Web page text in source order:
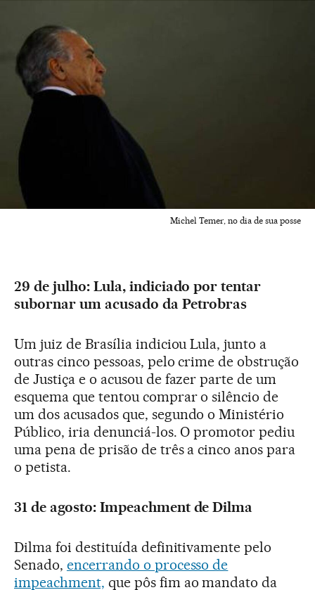
Michel Temer, no dia de sua posse
29 de julho: Lula, indiciado por tentar
subornar um acusado da Petrobras
Um juiz de Brasília indiciou Lula, junto a
outras cinco pessoas, pelo crime de obstrução
de Justiça e o acusou de fazer parte de um
esquema que tentou comprar o silêncio de
um dos acusados que, segundo o Ministério
Público, iria denunciá-los. O promotor pediu
uma pena de prisão de três a cinco anos para
o petista.
31 de agosto: Impeachment de Dilma
Dilma foi destituída definitivamente pelo
Senado, encerrando o processo de
impeachment, que pôs fim ao mandato da